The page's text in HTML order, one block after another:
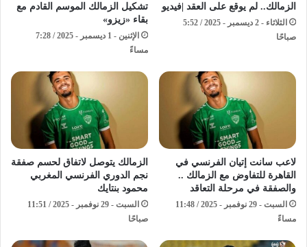
الزمالك.. لم يوقع على العقد |فيديو
الثلاثاء - 2 ديسمبر - 2025 / 5:52
صباحًا
تشكيل الزمالك الموسم القادم مع
بقاء «زيزو»
الإثنين - 1 ديسمبر - 2025 / 7:28
مساءً
لاعب سانت إتيان الفرنسي في
القاهرة للتفاوض مع الزمالك ..
والصفقة في مرحلة التعاقد
السبت - 29 نوفمبر - 2025 / 11:48
مساءً
الزمالك يتوصل لاتفاق لحسم صفقة
نجم الدوري الفرنسي المغربي
محمود بنتايك
السبت - 29 نوفمبر - 2025 / 11:51
صباحًا